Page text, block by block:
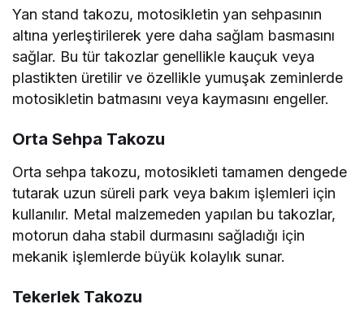
Yan stand takozu, motosikletin yan sehpasının
altına yerleştirilerek yere daha sağlam basmasını
sağlar. Bu tür takozlar genellikle kauçuk veya
plastikten üretilir ve özellikle yumuşak zeminlerde
motosikletin batmasını veya kaymasını engeller.
Orta Sehpa Takozu
Orta sehpa takozu, motosikleti tamamen dengede
tutarak uzun süreli park veya bakım işlemleri için
kullanılır. Metal malzemeden yapılan bu takozlar,
motorun daha stabil durmasını sağladığı için
mekanik işlemlerde büyük kolaylık sunar.
Tekerlek Takozu